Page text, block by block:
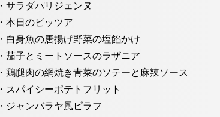
・サラダパリジェンヌ
・本⽇のピッツア
・⽩⾝⿂の唐揚げ野菜の塩餡かけ
・茄⼦とミートソースのラザニア
・鶏腿⾁の網焼き⻘菜のソテーと⿇辣ソース
・スパイシーポテトフリット
・ジャンバラヤ⾵ピラフ